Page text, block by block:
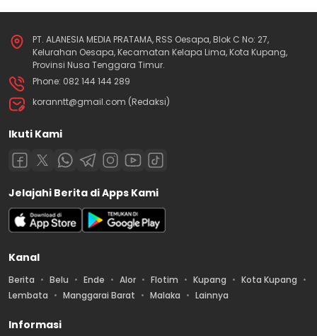
PT. ALANESIA MEDIA PRATAMA, RSS Oesapa, Blok C No: 27,
Kelurahan Oesapa, Kecamatan Kelapa Lima, Kota Kupang,
Provinsi Nusa Tenggara Timur.
Phone: 082 144 144 289
koranntt@gmail.com (Redaksi)
Ikuti Kami
Jelajahi Berita di Apps Kami
Kanal
Berita Belu Ende Alor Flotim Kupang
Kota Kupang
Lembata
Manggarai Barat Malaka Lainnya
Informasi